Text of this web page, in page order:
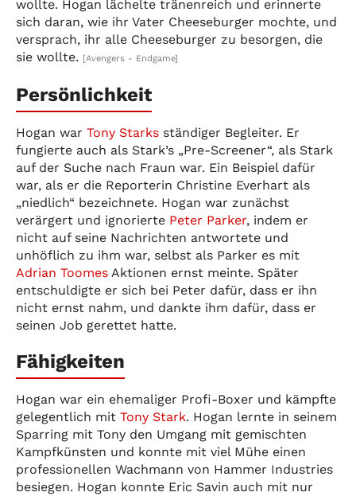
wollte. Hogan lächelte tränenreich und erinnerte
sich daran, wie ihr Vater Cheeseburger mochte, und
versprach, ihr alle Cheeseburger zu besorgen, die
sie wollte.
[Avengers - Endgame]
Persönlichkeit
Hogan war Tony Starks ständiger Begleiter. Er
fungierte auch als Stark’s „Pre-Screener“, als Stark
auf der Suche nach Fraun war. Ein Beispiel dafür
war, als er die Reporterin Christine Everhart als
„niedlich“ bezeichnete. Hogan war zunächst
verärgert und ignorierte Peter Parker, indem er
nicht auf seine Nachrichten antwortete und
unhöflich zu ihm war, selbst als Parker es mit
Adrian Toomes Aktionen ernst meinte. Später
entschuldigte er sich bei Peter dafür, dass er ihn
nicht ernst nahm, und dankte ihm dafür, dass er
seinen Job gerettet hatte.
Fähigkeiten
Hogan war ein ehemaliger Profi-Boxer und kämpfte
gelegentlich mit Tony Stark. Hogan lernte in seinem
Sparring mit Tony den Umgang mit gemischten
Kampfkünsten und konnte mit viel Mühe einen
professionellen Wachmann von Hammer Industries
besiegen. Hogan konnte Eric Savin auch mit nur